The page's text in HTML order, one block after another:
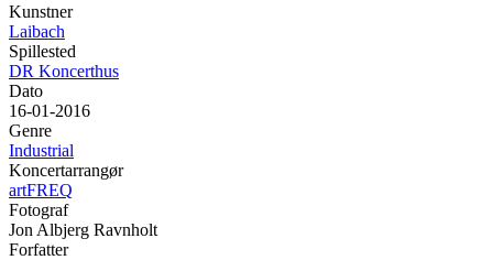
Kunstner
Laibach
Spillested
DR Koncerthus
Dato
16-01-2016
Genre
Industrial
Koncertarrangør
artFREQ
Fotograf
Jon Albjerg Ravnholt
Forfatter